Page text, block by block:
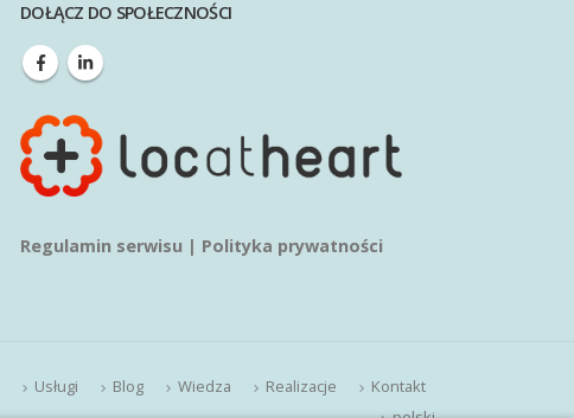
DOŁĄCZ DO SPOŁECZNOŚCI
Regulamin serwisu | Polityka prywatności
Usługi Blog Wiedza Realizacje
Kontakt